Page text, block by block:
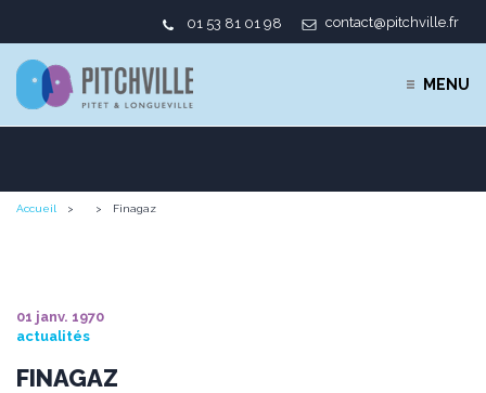
01 53 81 01 98 contact@pitchville.fr
MENU
Accueil Finagaz
01 janv. 1970
actualités
FINAGAZ